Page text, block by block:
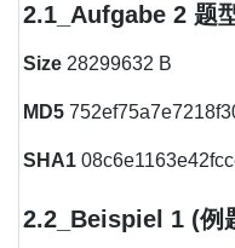
2.1_Aufgabe 2 题
Size 28299632 B
MD5
SHA1
2.2_Beispiel 1 (例